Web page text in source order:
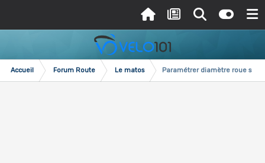
Accueil Forum Route Le matos Paramétrer diamètre roue sur